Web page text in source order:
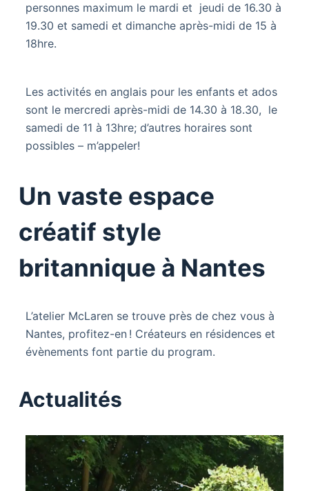
personnes maximum le mardi et jeudi de 16.30 à
19.30 et samedi et dimanche après-midi de 15 à
18hre.
Les activités en anglais pour les enfants et ados
sont le mercredi après-midi de 14.30 à 18.30, le
samedi de 11 à 13hre; d’autres horaires sont
possibles – m’appeler!
Un vaste espace
créatif style
britannique à Nantes
L’atelier McLaren se trouve près de chez vous à
Nantes, profitez-en ! Créateurs en résidences et
évènements font partie du program.
Actualités